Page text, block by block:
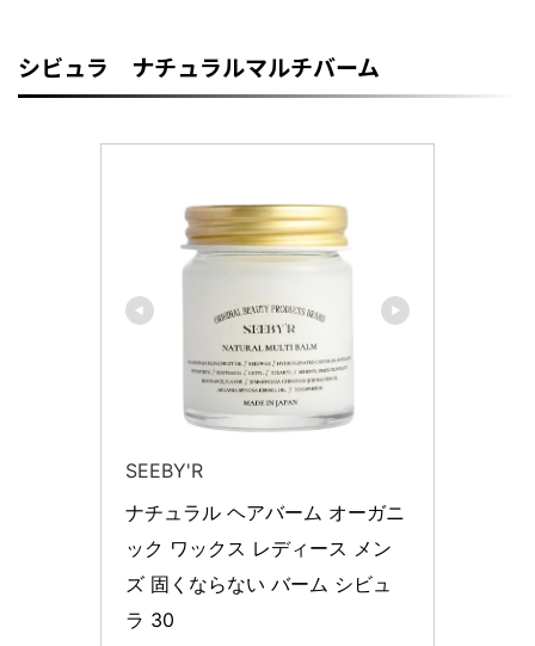
シビュラ ナチュラルマルチバーム
SEEBY'R
ナチュラル ヘアバーム オーガニ
ック ワックス レディース メン
ズ 固くならない バーム シビュ
ラ 30